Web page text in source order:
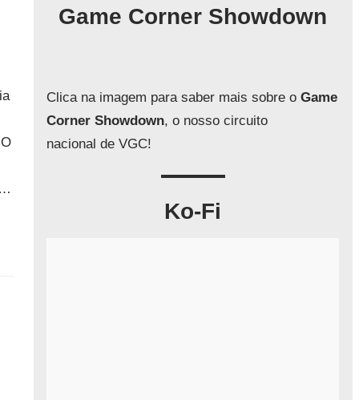
Game Corner Showdown
Clica na imagem para saber mais sobre oGame
Corner Showdown, o nosso circuito
nacional de VGC!
Ko-Fi